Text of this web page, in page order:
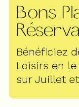
Bons
Bénéficiez
Loisirs en
sur Juillet